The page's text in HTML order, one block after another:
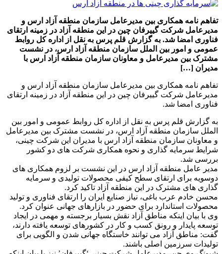
تفاهم نامه همکاری بین مدیرعامل سازمان منطقه آزاد ارس و
مدیرعامل شرکت گییرفان چین در این منطقه آزاد در زمینه ارتقای
فناوری امضا شد. به گزارش قلم پرس به نقل از اداره کل روابط
عمومی و امور بین الملل سازمان منطقه آزاد ارس، در نشست
مشترک بین مدیرعامل و معاونان سازمان منطقه آزاد ارس با
مدیران […]
تفاهم نامه همکاری بین مدیرعامل سازمان منطقه آزاد ارس و
مدیرعامل شرکت گییرفان چین در این منطقه آزاد در زمینه ارتقای
فناوری امضا شد.
به گزارش قلم پرس به نقل از اداره کل روابط عمومی و امور بین
الملل سازمان منطقه آزاد ارس، در نشست مشترک بین مدیرعامل
و معاونان سازمان منطقه آزاد ارس با مدیران این شرکت چینی،
شرایط سرمایه گذاری و نحوه همکاری شرکت های دو کشور
بررسی شد.
مدیر عامل منطقه آزاد ارس در این نشست بر لزوم همکاری های
دوسویه برای ارتقای سطح کیفی محصولات تولیدی و سرمایه
گذاری های مشترک در این منطقه آزاد تاکید کرد.
محسن خادم عرب باغی، نیاز صنایع ایران را ارتقای فناوری و تولید
محصولات استاندارد برای حضور در بازارهای جهانی عنوان کرد.
وی با بیان اینکه مناطق آزاد نقش بسیار برجسته و مهمی در ایجاد
توسعه پایدار و رونق کسب و کار در کشورهای توسعه یافته دارند،
گفت: مناطق آزاد می توانند خاستگاه جهانی شدن و الگویی برای
تولیدات سرزمین اصلی باشند.